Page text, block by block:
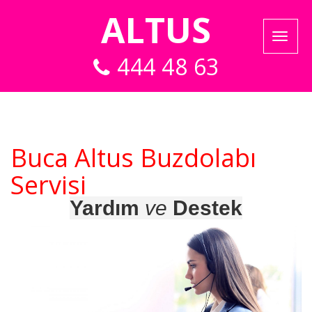
ALTUS
444 48 63
Buca Altus Buzdolabı
Servisi
Yardım ve Destek